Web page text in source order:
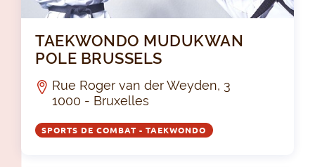
TAEKWONDO MUDUKWAN
POLE BRUSSELS
Rue Roger van der Weyden, 3
1000 - Bruxelles
SPORTS DE COMBAT - TAEKWONDO